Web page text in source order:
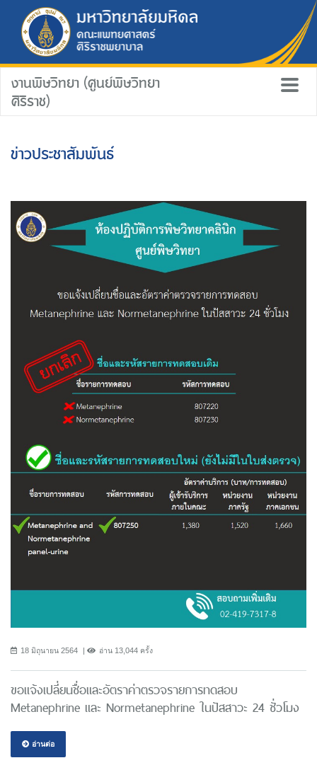
งานพิษวิทยา (ศูนย์พิษวิทยา
ศิริราช)
ข่าวประชาสัมพันธ์
18 มิถุนายน 2564 อ่าน 13,044 ครั้ง
ขอแจ้งเปลี่ยนชื่อและอัตราค่าตรวจรายการทดสอบ
Metanephrine และ Normetanephrine ในปัสสาวะ 24 ชั่วโมง
อ่านต่อ